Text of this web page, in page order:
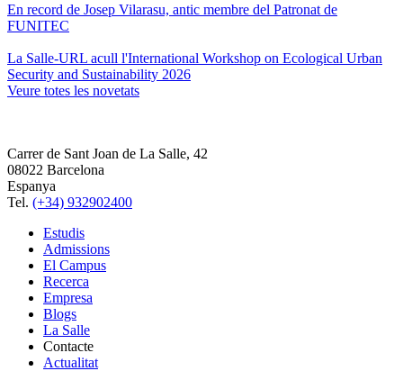
En record de Josep Vilarasu, antic membre del Patronat de
FUNITEC
La Salle-URL acull l'International Workshop on Ecological Urban
Security and Sustainability 2026
Veure totes les novetats
Carrer de Sant Joan de La Salle, 42
08022 Barcelona
Espanya
Tel. (+34) 932902400
Estudis
Admissions
El Campus
Recerca
Empresa
Blogs
La Salle
Contacte
Actualitat